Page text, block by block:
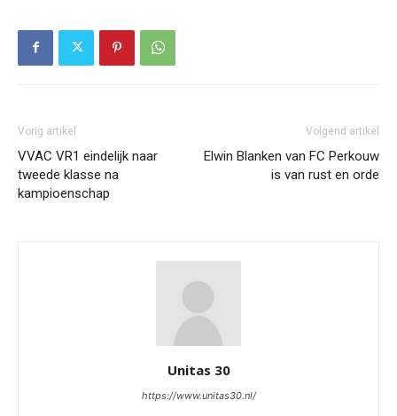
Vorig artikel
VVAC VR1 eindelijk naar
tweede klasse na
kampioenschap
Volgend artikel
Elwin Blanken van FC Perkouw
is van rust en orde
Unitas 30
https://www.unitas30.nl/